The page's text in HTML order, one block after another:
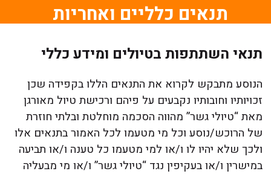
תנאים כלליים ואחריות
תנאי השתתפות בטיולים ומידע כללי
הנוסע מתבקש לקרוא את התנאים הללו בקפידה שכן
זכויותיו וחובותיו נקבעים על פיהם ורכישת טיול מאורגן
מאת “טיולי גשר” מהווה הסכמה מוחלטת ובלתי חוזרת
של הרוכש/נוסע וכל מי מטעמו לכל האמור בתנאים אלו
ולכך שלא יהיו לו ו/או למי מטעמו כל טענה ו/או תביעה
במישרין ו/או בעקיפין נגד “טיולי גשר” ו/או מי מבעליה